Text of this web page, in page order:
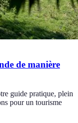
de manière
guide pratique, plein
pour un tourisme